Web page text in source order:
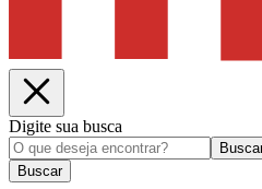
Digite sua busca
Buscar